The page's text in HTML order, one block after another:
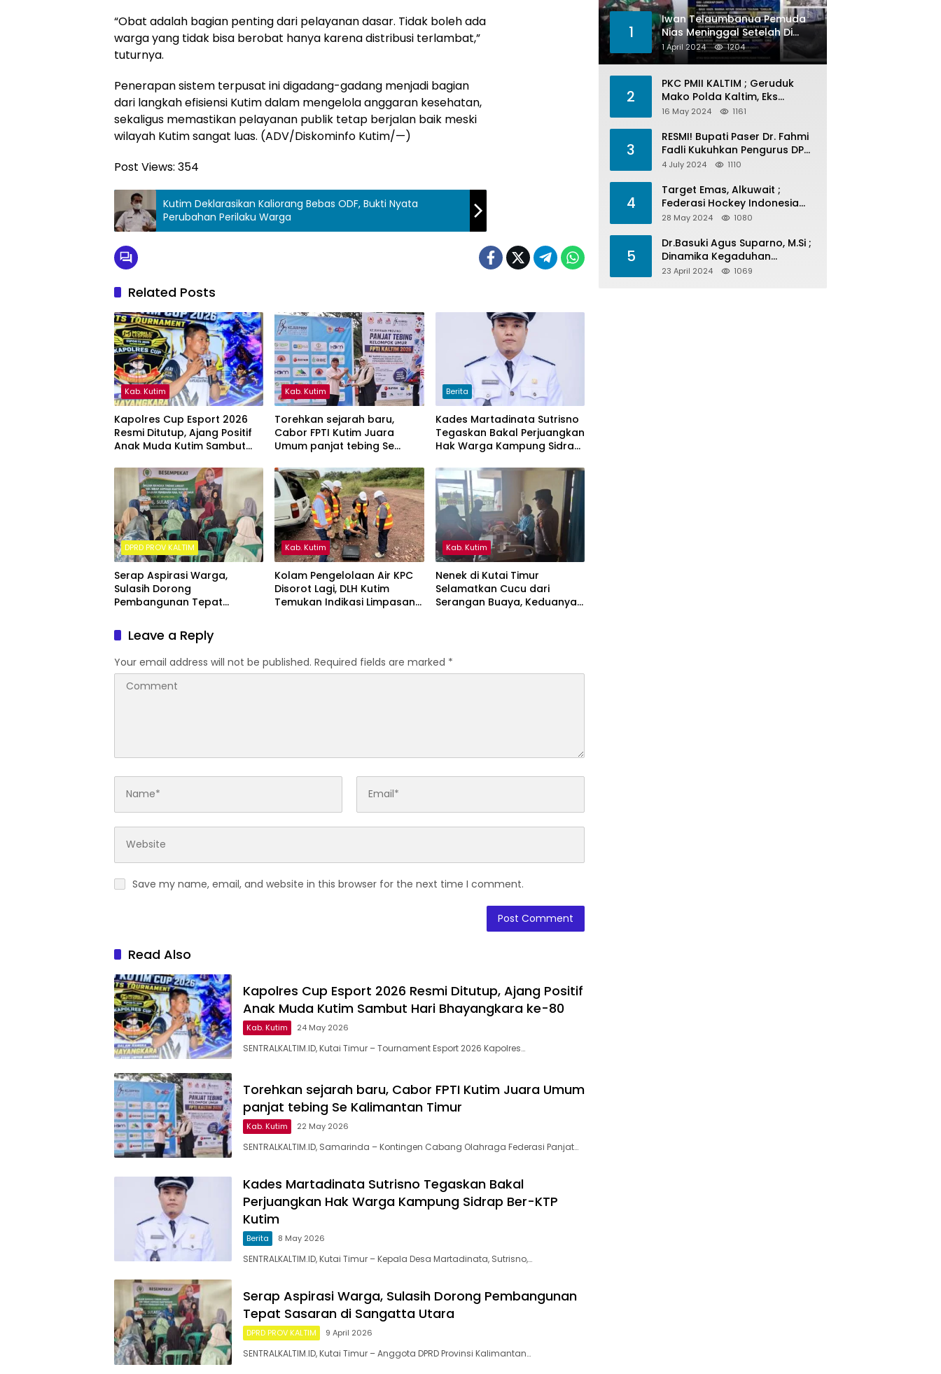
“Obat adalah bagian penting dari pelayanan dasar. Tidak boleh ada
warga yang tidak bisa berobat hanya karena distribusi terlambat,”
tuturnya.
Penerapan sistem terpusat ini digadang-gadang menjadi bagian
dari langkah efisiensi Kutim dalam mengelola anggaran kesehatan,
sekaligus memastikan pelayanan publik tetap berjalan baik meski
wilayah Kutim sangat luas. (ADV/Diskominfo Kutim/—)
Post Views: 354
Kutim Deklarasikan Kaliorang Bebas ODF, Bukti Nyata
Perubahan Perilaku Warga
Related Posts
Kab. Kutim
Kapolres Cup Esport 2026
Resmi Ditutup, Ajang Positif
Anak Muda Kutim Sambut
Kab. Kutim
Torehkan sejarah baru,
Cabor FPTI Kutim Juara
Umum panjat tebing Se
Berita
Kades Martadinata Sutrisno
Tegaskan Bakal Perjuangkan
Hak Warga Kampung Sidrap
DPRD PROV KALTIM
Serap Aspirasi Warga,
Sulasih Dorong
Pembangunan Tepat
Kab. Kutim
Kolam Pengelolaan Air KPC
Disorot Lagi, DLH Kutim
Temukan Indikasi Limpasan
Kab. Kutim
Nenek di Kutai Timur
Selamatkan Cucu dari
Serangan Buaya, Keduanya
Leave a Reply
Your email address will not be published. Required fields are marked *
Save my name, email, and website in this browser for the next time I comment.
Read Also
Kapolres Cup Esport 2026 Resmi Ditutup, Ajang Positif
Anak Muda Kutim Sambut Hari Bhayangkara ke-80
Kab. Kutim 24 May 2026
SENTRALKALTIM.ID, Kutai Timur – Tournament Esport 2026 Kapolres…
Torehkan sejarah baru, Cabor FPTI Kutim Juara Umum
panjat tebing Se Kalimantan Timur
Kab. Kutim 22 May 2026
SENTRALKALTIM.ID, Samarinda – Kontingen Cabang Olahraga Federasi Panjat…
Kades Martadinata Sutrisno Tegaskan Bakal
Perjuangkan Hak Warga Kampung Sidrap Ber-KTP
Kutim
Berita 8 May 2026
SENTRALKALTIM.ID, Kutai Timur – Kepala Desa Martadinata, Sutrisno,…
Serap Aspirasi Warga, Sulasih Dorong Pembangunan
Tepat Sasaran di Sangatta Utara
DPRD PROV KALTIM 9 April 2026
SENTRALKALTIM.ID, Kutai Timur – Anggota DPRD Provinsi Kalimantan…
1
Iwan Telaumbanua Pemuda
Nias Meninggal Setelah Di
Habisi Oknum TNI AL
1 April 2024 1204
2
PKC PMII KALTIM ; Geruduk
Mako Polda Kaltim, Eks
Lubang Tambang Banyak
16 May 2024 1161
3
RESMI! Bupati Paser Dr. Fahmi
Fadli Kukuhkan Pengurus DPP
LAP 2024-2029
4 July 2024 1110
4
Target Emas, Alkuwait ;
Federasi Hockey Indonesia
Kota Balikpapan Siap Menjadi
28 May 2024 1080
5
Dr.Basuki Agus Suparno, M.Si ;
Dinamika Kegaduhan
Komunikasi Politik Jelang
23 April 2024 1069